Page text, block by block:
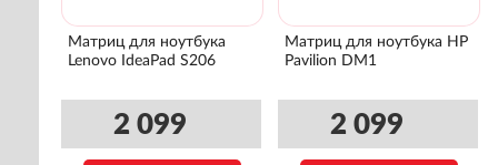
Матриц для ноутбука
Lenovo IdeaPad S206
2 099
Матриц для ноутбука HP
Pavilion DM1
2 099